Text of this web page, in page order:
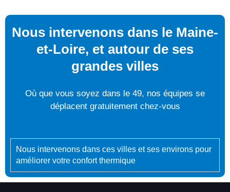
Nous intervenons dans le Maine-
et-Loire, et autour de ses
grandes villes
Où que vous soyez dans le 49, nos équipes se
déplacent gratuitement chez-vous
Nous intervenons dans ces villes et ses environs pour
améliorer votre confort thermique